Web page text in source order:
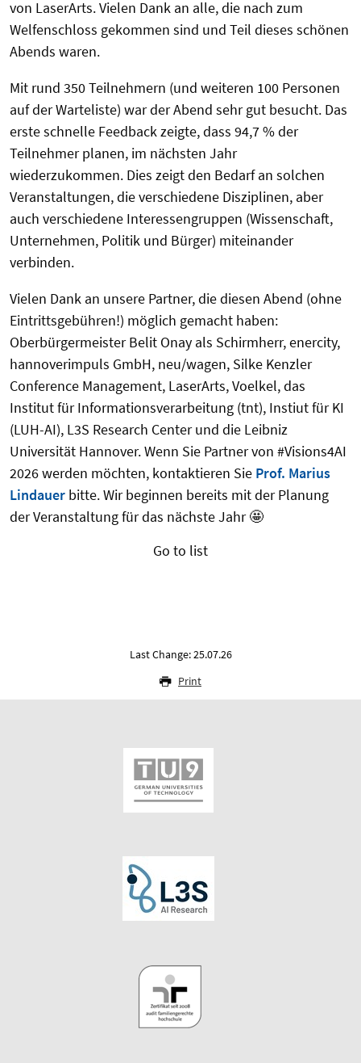
von LaserArts. Vielen Dank an alle, die nach zum
Welfenschloss gekommen sind und Teil dieses schönen
Abends waren.
Mit rund 350 Teilnehmern (und weiteren 100 Personen
auf der Warteliste) war der Abend sehr gut besucht. Das
erste schnelle Feedback zeigte, dass 94,7 % der
Teilnehmer planen, im nächsten Jahr
wiederzukommen. Dies zeigt den Bedarf an solchen
Veranstaltungen, die verschiedene Disziplinen, aber
auch verschiedene Interessengruppen (Wissenschaft,
Unternehmen, Politik und Bürger) miteinander
verbinden.
Vielen Dank an unsere Partner, die diesen Abend (ohne
Eintrittsgebühren!) möglich gemacht haben:
Oberbürgermeister Belit Onay als Schirmherr, enercity,
hannoverimpuls GmbH, neu/wagen, Silke Kenzler
Conference Management, LaserArts, Voelkel, das
Institut für Informationsverarbeitung (tnt), Instiut für KI
(LUH-AI), L3S Research Center und die Leibniz
Universität Hannover. Wenn Sie Partner von #Visions4AI
2026 werden möchten, kontaktieren Sie Prof. Marius
Lindauer bitte. Wir beginnen bereits mit der Planung
der Veranstaltung für das nächste Jahr 🤩
Go to list
Last Change: 25.07.26
Print